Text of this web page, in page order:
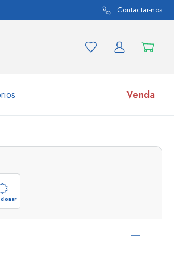
Contactar-nos
Venda
agora
agora